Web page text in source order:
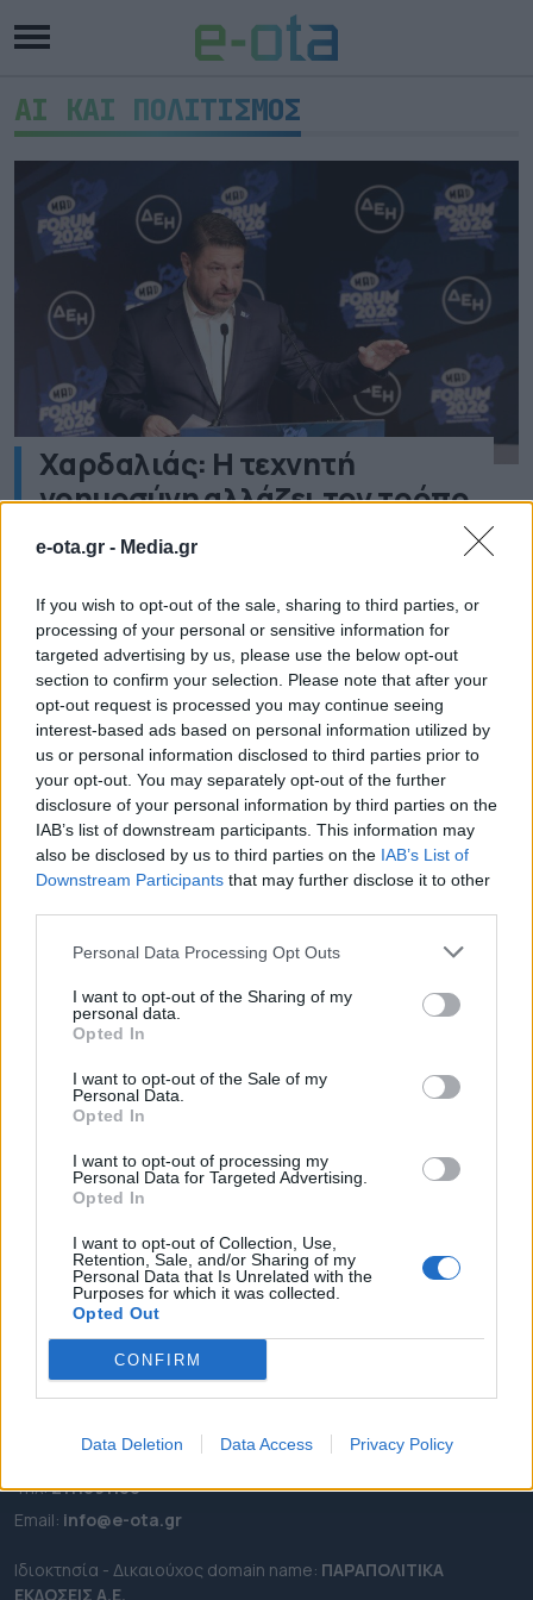
e-ota.gr - Media.gr
If you wish to opt-out of the sale, sharing to third parties, or
processing of your personal or sensitive information for
targeted advertising by us, please use the below opt-out
section to confirm your selection. Please note that after your
opt-out request is processed you may continue seeing
interest-based ads based on personal information utilized by
us or personal information disclosed to third parties prior to
your opt-out. You may separately opt-out of the further
disclosure of your personal information by third parties on the
IAB’s list of downstream participants. This information may
also be disclosed by us to third parties on the IAB’s List of
Downstream Participants that may further disclose it to other
Personal Data Processing Opt Outs
I want to opt-out of the Sharing of my
personal data.
Opted In
I want to opt-out of the Sale of my
Personal Data.
Opted In
I want to opt-out of processing my
Personal Data for Targeted Advertising.
Opted In
I want to opt-out of Collection, Use,
Retention, Sale, and/or Sharing of my
Personal Data that Is Unrelated with the
Purposes for which it was collected.
Opted Out
CONFIRM
Data Deletion Data Access Privacy Policy
AI ΚΑΙ ΠΟΛΙΤΙΣΜΟΣ
Χαρδαλιάς: Η τεχνητή
νοημοσύνη αλλάζει τον τρόπο
που δημιουργούμε και
επικοινωνούμε
Στις μεγάλες προκλήσεις αλλά και στις νέες
δυνατότητες που δημιουργεί η ταχεία ανάπτυξη της
τεχνητής νοημοσύνης αναφέρθηκε ο
Περιφερειάρχης Αττικής Νίκος Χαρδαλιάς, κατά τον
χαιρετισμό του στην έναρξη των εργασιών του MAD
Forum 2026, το οποίο πραγματοποιείται υπό την
αιγίδα της Περιφέρειας Αττικής. Κατά την
τοποθέτησή του, ο Περιφερειάρχης στάθηκε
ιδιαίτερα στον τρόπο με τον […]
12.03.2026 - 13.46
ΡΟΗ ΕΙΔΗΣΕΩΝ
ΕΠΙΚΑΙΡΟΤΗΤΑ
ΠΕΡΙΦΕΡΕΙΕΣ
ΣΥΝΕΝΤΕΥΞΕΙΣ
ΑΠΟΨΕΙΣ
ΠΡΟΣΛΗΨΕΙΣ
e-ota.gr | Ταυτότητα
Λεωφόρος Ανδρέα Συγγρού 188, 17671,
Καλλιθέα Αττικής
Τηλ:2111091100
Εmail: info@e-ota.gr
Ιδιοκτησία - Δικαιούχος domain name: ΠΑΡΑΠΟΛΙΤΙΚΑ
ΕΚΔΟΣΕΙΣ A.E.